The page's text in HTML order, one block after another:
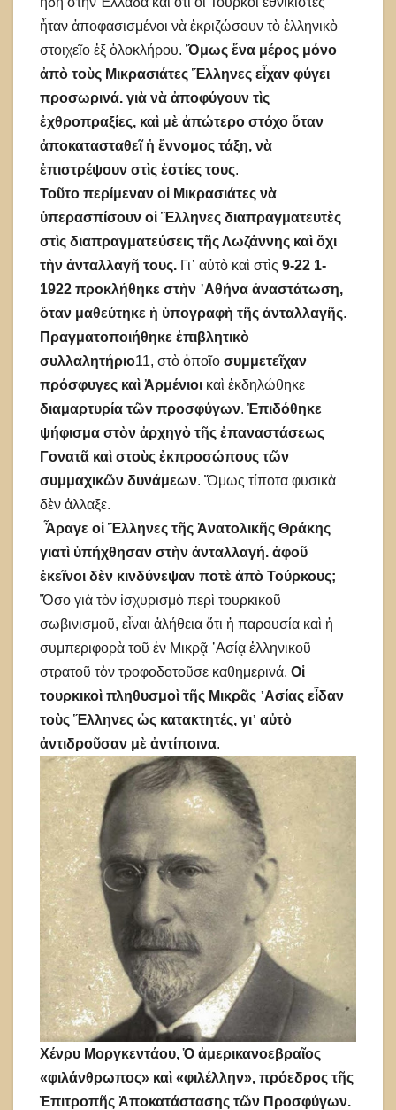
ἦταν ἀποφασισμένοι νὰ ἐκριζώσουν τὸ ἑλληνικὸ
στοιχεῖο ἐξ ὁλοκλήρου. Ὅμως ἕνα μέρος μόνο
ἀπὸ τοὺς Μικρασιάτες Ἕλληνες εἶχαν φύγει
προσωρινά. γιὰ νὰ ἀποφύγουν τὶς
ἐχθροπραξίες, καὶ μὲ ἀπώτερο στόχο ὅταν
ἀποκατασταθεῖ ἡ ἔννομος τάξη, νὰ
ἐπιστρέψουν στὶς ἐστίες τους.
Τοῦτο περίμεναν οἱ Μικρασιάτες νὰ
ὑπερασπίσουν οἱ Ἕλληνες διαπραγματευτὲς
στὶς διαπραγματεύσεις τῆς Λωζάννης καὶ ὄχι
τὴν ἀνταλλαγῆ τους. Γι᾿ αὐτὸ καὶ στὶς 9-22 1-
1922 προκλήθηκε στὴν ᾿Αθήνα ἀναστάτωση,
ὅταν μαθεύτηκε ἡ ὑπογραφὴ τῆς ἀνταλλαγῆς.
Πραγματοποιήθηκε ἐπιβλητικὸ
συλλαλητήριο11, στὸ ὁποῖο συμμετεῖχαν
πρόσφυγες καὶ Ἀρμένιοι καὶ ἐκδηλώθηκε
διαμαρτυρία τῶν προσφύγων. Ἐπιδόθηκε
ψήφισμα στὸν ἀρχηγὸ τῆς ἐπαναστάσεως
Γονατᾶ καὶ στοὺς ἐκπροσώπους τῶν
συμμαχικῶν δυνάμεων. Ὅμως τίποτα φυσικὰ
δὲν ἀλλαξε.
Ἆραγε οἱ Ἕλληνες τῆς Ἀνατολικῆς Θράκης
γιατὶ ὑπήχθησαν στὴν ἀνταλλαγή. ἀφοῦ
ἐκεῖνοι δὲν κινδύνεψαν ποτὲ ἀπὸ Τούρκους;
Ὅσο γιὰ τὸν ἰσχυρισμὸ περὶ τουρκικοῦ
σωβινισμοῦ, εἶναι ἀλήθεια ὅτι ἡ παρουσία καὶ ἡ
συμπεριφορὰ τοῦ ἐν Μικρᾷ ᾿Ασίᾳ ἑλληνικοῦ
στρατοῦ τὸν τροφοδοτοῦσε καθημερινά. Οἱ
τουρκικοὶ πληθυσμοὶ τῆς Μικρᾶς ᾿Ασίας εἶδαν
τοὺς Ἕλληνες ὡς κατακτητές, γι᾿ αὐτὸ
ἀντιδροῦσαν μὲ ἀντίποινα.
Χένρυ Μοργκεντάου, Ὁ ἀμερικανοεβραῖος
«φιλάνθρωπος» καὶ «φιλέλλην», πρόεδρος τῆς
Ἐπιτροπῆς Ἀποκατάστασης τῶν Προσφύγων.